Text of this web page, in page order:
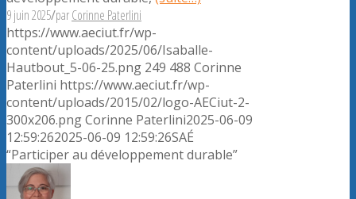
9 juin 2025/parCorinne Paterlini
https://www.aeciut.fr/wp-
content/uploads/2025/06/Isaballe-
Hautbout_5-06-25.png 249 488 Corinne
Paterlini https://www.aeciut.fr/wp-
content/uploads/2015/02/logo-AECiut-2-
300x206.pngCorinne Paterlini2025-06-09
12:59:262025-06-09 12:59:26SAÉ
“Participer au développement durable”